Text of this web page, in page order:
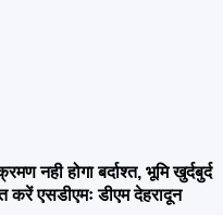
नही होगा बर्दाश्त, भूमि खुर्दबुर्द
करें एसडीएमः डीएम देहरादून